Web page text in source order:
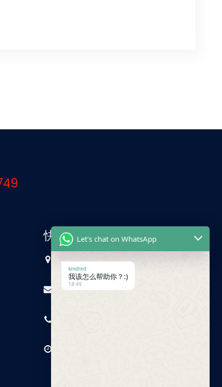
快速联系
中国，广州
sales@trust-freight.com
Let's chat on WhatsApp
kindred
我该怎么帮助你？:)
18:49